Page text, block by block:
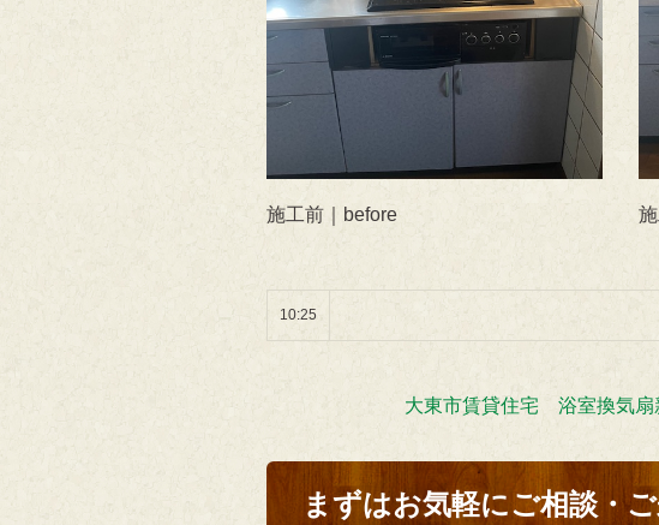
施工前｜before
10:25
大東市賃貸住宅 浴室換気扇
まずはお気軽にご相談・